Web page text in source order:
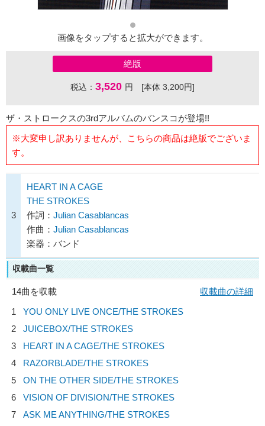
画像をタップすると拡大ができます。
絶版
税込： 3,520 円 [本体 3,200円]
ザ・ストロークスの3rdアルバムのバンスコが登場!!
※大変申し訳ありませんが、こちらの商品は絶版でございま
す。
3
HEART IN A CAGE
THE STROKES
作詞： Julian Casablancas
作曲： Julian Casablancas
楽器：バンド
収載曲一覧
14曲を収載
収載曲の詳細
1
YOU ONLY LIVE ONCE/THE STROKES
2
JUICEBOX/THE STROKES
3
HEART IN A CAGE/THE STROKES
4
RAZORBLADE/THE STROKES
5
ON THE OTHER SIDE/THE STROKES
6
VISION OF DIVISION/THE STROKES
7
ASK ME ANYTHING/THE STROKES